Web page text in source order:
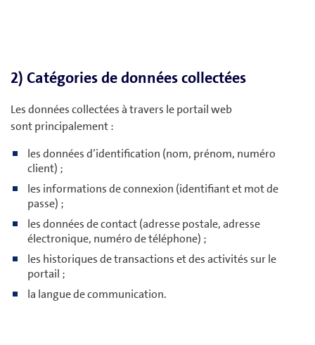
2) Catégories de données collectées
Les données collectées à travers le portail web
sont principalement :
les données d’identification (nom, prénom, numéro
client) ;
les informations de connexion (identifiant et mot de
passe) ;
les données de contact (adresse postale, adresse
électronique, numéro de téléphone) ;
les historiques de transactions et des activités sur le
portail ;
la langue de communication.